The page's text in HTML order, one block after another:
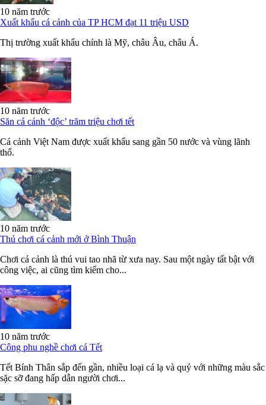
10 năm trước
Xuất khẩu cá cảnh của TP HCM đạt 11 triệu USD
Thị trường xuất khẩu chính là Mỹ, châu Âu, châu Á.
10 năm trước
Săn cá cảnh ‘độc’ trăm triệu chơi tết
Cá cảnh Việt Nam được xuất khẩu sang gần 50 nước và vùng lãnh
thổ.
10 năm trước
Thú chơi cá cảnh mới ở Bình Thuận
Chơi cá cảnh là thú vui tao nhã từ xưa nay. Sau một ngày tất bật với
công việc, ai cũng tìm kiếm cho...
10 năm trước
Công phu nghề chơi cá Tết
Tết Bính Thân sắp đến gần, nhiều loại cá lạ và quý với những màu sắc
sặc sỡ đang hấp dẫn người chơi...